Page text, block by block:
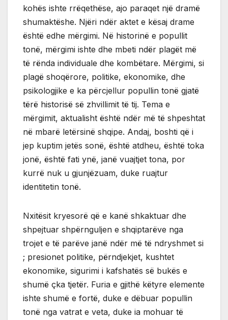
kohës ishte rrëqethëse, ajo paraqet një dramë
shumaktëshe. Njëri ndër aktet e kësaj drame
është edhe mërgimi. Në historinë e popullit
tonë, mërgimi ishte dhe mbeti ndër plagët më
të rënda individuale dhe kombëtare. Mërgimi, si
plagë shoqërore, politike, ekonomike, dhe
psikologjike e ka përcjellur popullin tonë gjatë
tërë historisë së zhvillimit të tij. Tema e
mërgimit, aktualisht është ndër më të shpeshtat
në mbarë letërsinë shqipe. Andaj, boshti që i
jep kuptim jetës sonë, është atdheu, është toka
jonë, është fati ynë, janë vuajtjet tona, por
kurrë nuk u gjunjëzuam, duke ruajtur
identitetin tonë.
Nxitësit kryesorë që e kanë shkaktuar dhe
shpejtuar shpërnguljen e shqiptarëve nga
trojet e të parëve janë ndër më të ndryshmet si
; presionet politike, përndjekjet, kushtet
ekonomike, sigurimi i kafshatës së bukës e
shumë çka tjetër. Furia e gjithë këtyre elemente
ishte shumë e fortë, duke e dëbuar popullin
tonë nga vatrat e veta, duke ia mohuar të